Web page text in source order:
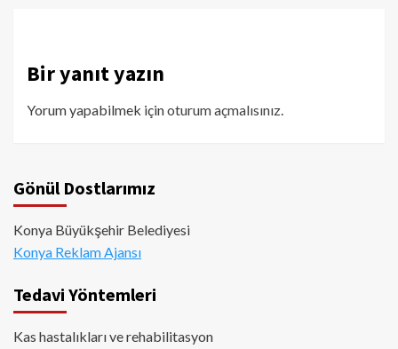
Bir yanıt yazın
Yorum yapabilmek içinoturum açmalısınız.
Gönül Dostlarımız
Konya Büyükşehir Belediyesi
Konya Reklam Ajansı
Tedavi Yöntemleri
Kas hastalıkları ve rehabilitasyon